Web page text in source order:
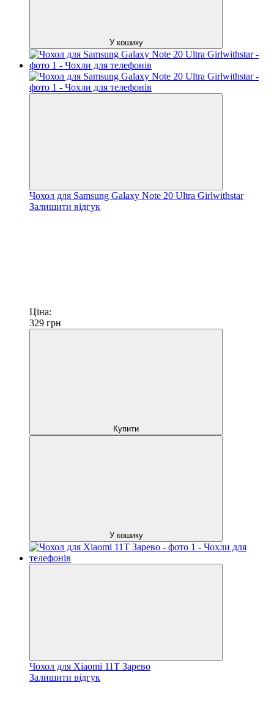
У кошику
Чохол для Samsung Galaxy Note 20 Ultra Girlwithstar
Залишити відгук
Ціна:
329 грн
Купити
У кошику
Чохол для Xiaomi 11T Зарево
Залишити відгук